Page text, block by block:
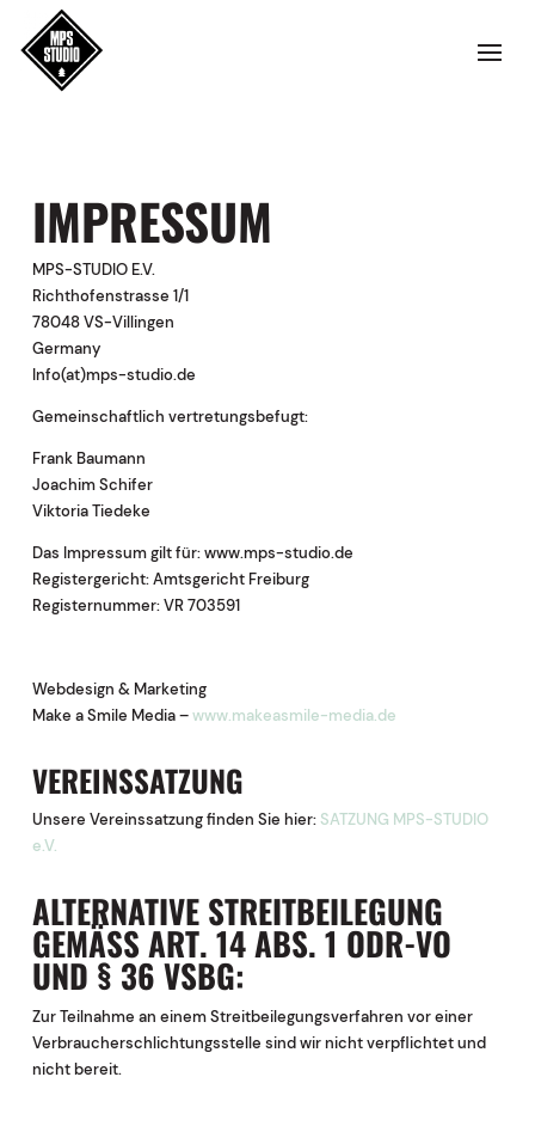
IMPRESSUM
MPS-STUDIO E.V.
Richthofenstrasse 1/1
78048 VS-Villingen
Germany
Info(at)mps-studio.de
Gemeinschaftlich vertretungsbefugt:
Frank Baumann
Joachim Schifer
Viktoria Tiedeke
Das Impressum gilt für: www.mps-studio.de
Registergericht: Amtsgericht Freiburg
Registernummer: VR 703591
Webdesign & Marketing
Make a Smile Media –www.makeasmile-media.de
VEREINSSATZUNG
Unsere Vereinssatzung finden Sie hier: SATZUNG MPS-STUDIO
e.V.
ALTERNATIVE STREITBEILEGUNG
GEMÄSS ART. 14 ABS. 1 ODR-VO U
ND § 36 VSBG:
Zur Teilnahme an einem Streitbeilegungsverfahren vor einer
Verbraucherschlichtungsstelle sind wir nicht verpflichtet und
nicht bereit.